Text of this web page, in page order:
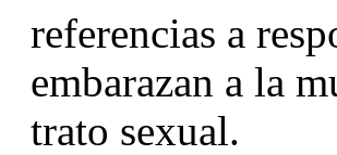
referencias a
embarazan a la
trato sexual.